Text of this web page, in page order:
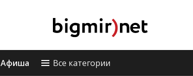
Афиша Все категории